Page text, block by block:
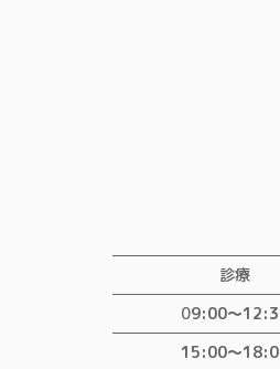
診療
09:00〜
15:00～